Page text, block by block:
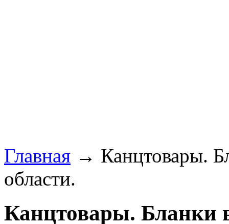
Главная → Канцтовары.
области.
Канцтовары. Бланки